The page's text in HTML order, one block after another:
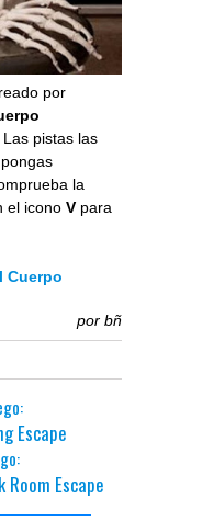
por
Las pistas las
la
el icono V para
Cuerpo
por bñ
Escape
Room Escape